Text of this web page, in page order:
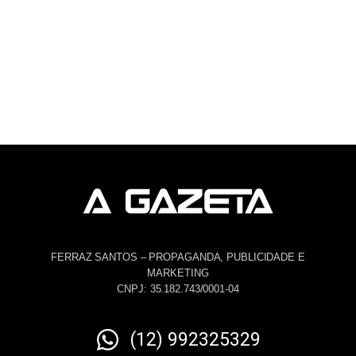
FERRAZ SANTOS – PROPAGANDA, PUBLICIDADE E
MARKETING
CNPJ: 35.182.743/0001-04
(12) 992325329